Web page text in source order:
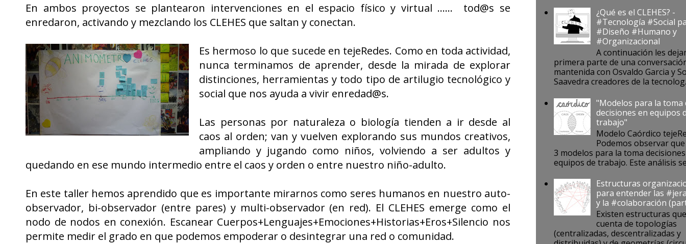
En ambos proyectos se plantearon intervenciones en el espacio físico y virtual ...... tod@s se
enredaron, activando y mezclando los CLEHES que saltan y conectan.
Es hermoso lo que sucede en tejeRedes. Como en toda actividad,
nunca terminamos de aprender, desde la mirada de explorar
distinciones, herramientas y todo tipo de artilugio tecnológico y
social que nos ayuda a vivir enredad@s.
Las personas por naturaleza o biología tienden a ir desde al
caos al orden; van y vuelven explorando sus mundos creativos,
ampliando y jugando como niños, volviendo a ser adultos y
quedando en ese mundo intermedio entre el caos y orden o entre nuestro niño-adulto.
En este taller hemos aprendido que es importante mirarnos como seres humanos en nuestro auto-
observador, bi-observador (entre pares) y multi-observador (en red). El CLEHES emerge como el
nodo de nodos en conexión. Escanear Cuerpos+Lenguajes+Emociones+Historias+Eros+Silencio nos
permite medir el grado en que podemos empoderar o desintegrar una red o comunidad.
¿Qué es el CLEHES? -
#Tecnología #Social
#Diseño #Humano y
#Organizacional
A continuación les
primera parte de una
mantenida con Osvaldo Garcia y
Saavedra creadores de la
"Modelos para la toma
decisiones en equipos
trabajo"
Modelo Caórdico
Podemos observar
3 modelos para la toma
equipos de trabajo. Este análisis
Estructuras
para entender las
y la #colaboración
Existen estructuras
cuenta de topologías
(centralizadas, descentralizadas y